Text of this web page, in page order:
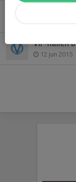
VIF-hallen
12 jun 2015